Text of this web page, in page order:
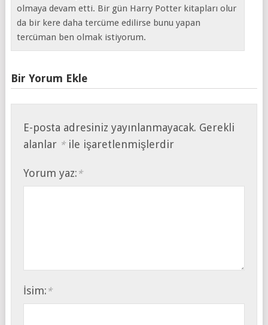
olmaya devam etti. Bir gün Harry Potter kitapları olur
da bir kere daha tercüme edilirse bunu yapan
tercüman ben olmak istiyorum.
Bir Yorum Ekle
E-posta adresiniz yayınlanmayacak. Gerekli
alanlar *ile işaretlenmişlerdir
Yorum yaz: *
İsim: *